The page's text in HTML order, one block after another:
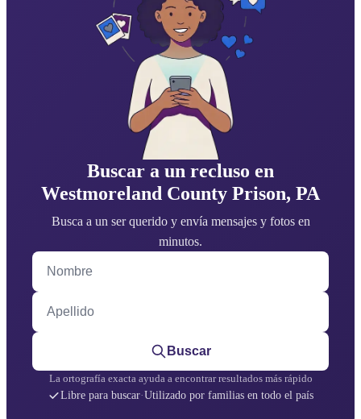
Buscar a un recluso en
Westmoreland County Prison, PA
Busca a un ser querido y envía mensajes y fotos en
minutos.
Nombre
Apellido
Buscar
La ortografía exacta ayuda a encontrar resultados más rápido
Libre para buscar·Utilizado por familias en todo el país